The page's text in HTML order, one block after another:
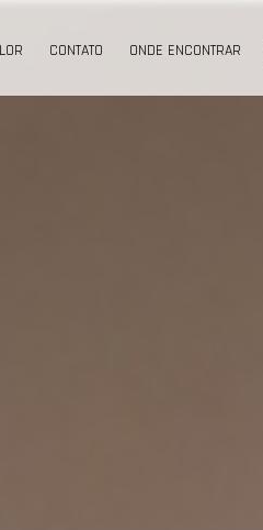
CONTATO ONDE ENCONTRAR